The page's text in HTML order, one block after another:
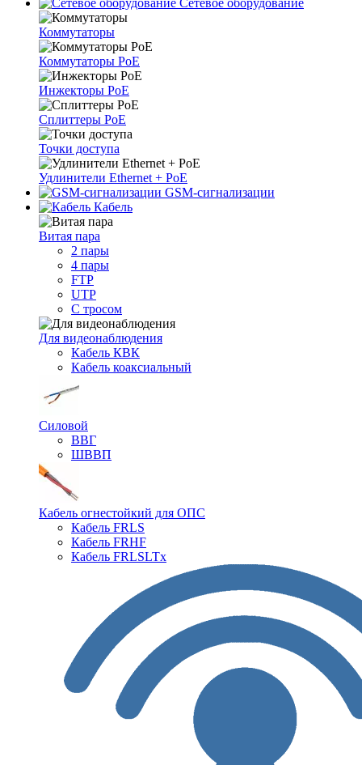
Сетевое оборудование
Коммутаторы
Коммутаторы PoE
Инжекторы PoE
Сплиттеры PoE
Точки доступа
Удлинители Ethernet + PoE
GSM-сигнализации
Кабель
Витая пара
2 пары
4 пары
FTP
UTP
С тросом
Для видеонаблюдения
Кабель КВК
Кабель коаксиальный
Силовой
ВВГ
ШВВП
Кабель огнестойкий для ОПС
Кабель FRLS
Кабель FRHF
Кабель FRLSLTx